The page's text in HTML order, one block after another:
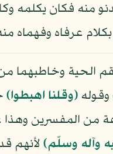
منه فكان يكلمه
عرفاه وفهماه
الحية وخاطبهما
﴿وقلنا اهبطوا﴾
من المفسرين وهذا
وآله وسلّم) لأنهم